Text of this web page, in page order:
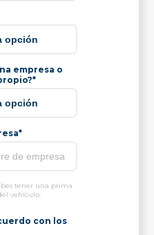
empresa o
tener una prima
vehículo.
con los